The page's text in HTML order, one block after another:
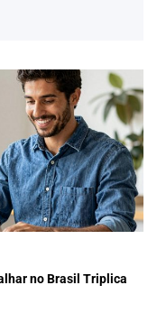
no Brasil Triplica